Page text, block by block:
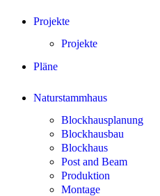
Projekte
Projekte
Pläne
Naturstammhaus
Blockhausplanung
Blockhausbau
Blockhaus
Post and Beam
Produktion
Montage